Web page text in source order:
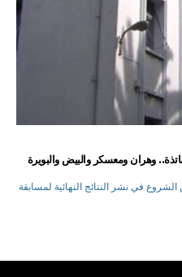
وهران ومعسكر والبيض والبويرة
الشروع في نشر النتائج النهائية لمسابقة